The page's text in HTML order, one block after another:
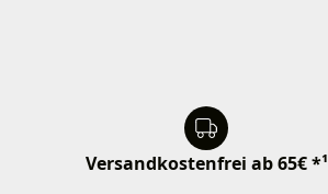
Versandkostenfrei ab 65€ *¹